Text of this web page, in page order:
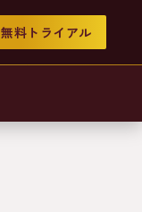
無料トライアル